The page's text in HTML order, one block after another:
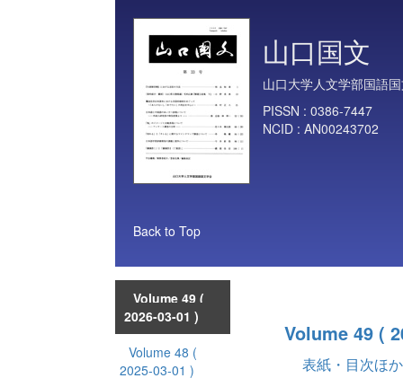
山口国文
山口大学人文学部国語
PISSN : 0386-7447
NCID : AN00243702
Back to Top
Volume 49 (
2026-03-01 )
Volume 48 (
2025-03-01 )
Volume 49 (
表紙・目次ほか